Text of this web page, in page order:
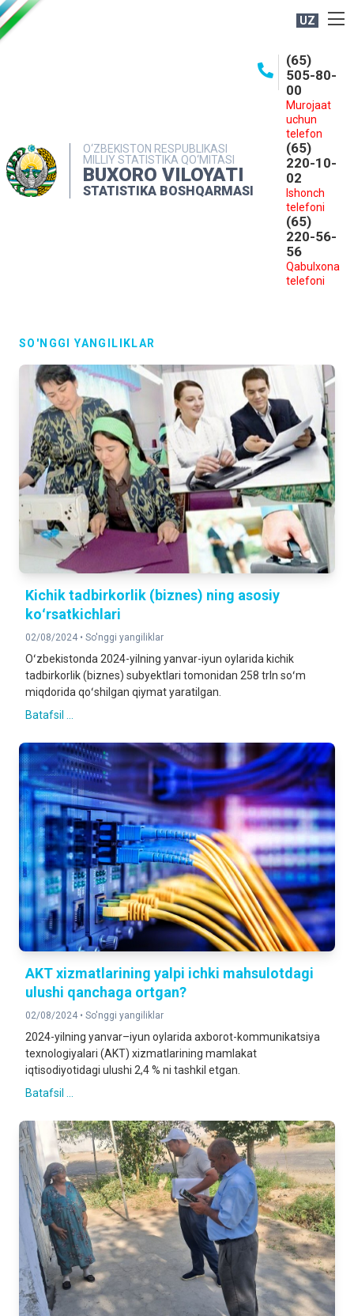
UZ
O‘ZBEKISTON RESPUBLIKASI
MILLIY STATISTIKA QO‘MITASI
BUXORO VILOYATI
STATISTIKA BOSHQARMASI
(65)
505-80-
00
Murojaat
uchun
telefon
(65)
220-10-
02
Ishonch
telefoni
(65)
220-56-
56
Qabulxona
telefoni
MATBUOT XIZMATI
MUROJAATLAR
SO'NGGI YANGILIKLAR
Kichik tadbirkorlik (biznes) ning asosiy
koʻrsatkichlari
02/08/2024 • So'nggi yangiliklar
Oʻzbekistonda 2024-yilning yanvar-iyun oylarida kichik
tadbirkorlik (biznes) subyektlari tomonidan 258 trln soʻm
miqdorida qoʻshilgan qiymat yaratilgan.
Batafsil ...
AKT xizmatlarining yalpi ichki mahsulotdagi
ulushi qanchaga ortgan?
02/08/2024 • So'nggi yangiliklar
2024-yilning yanvar–iyun oylarida axborot-kommunikatsiya
texnologiyalari (AKT) xizmatlarining mamlakat
iqtisodiyotidagi ulushi 2,4 % ni tashkil etgan.
Batafsil ...